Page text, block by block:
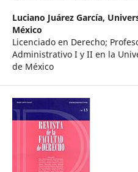
Luciano Juárez García,
México
Licenciado en Derecho;
Administrativo I y II en la
de México